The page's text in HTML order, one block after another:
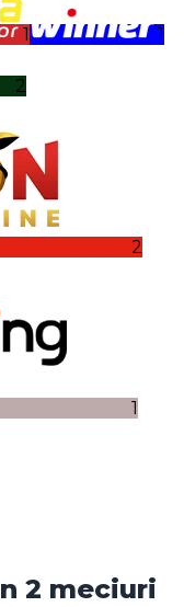
1 1
2
2
1
2 meciuri